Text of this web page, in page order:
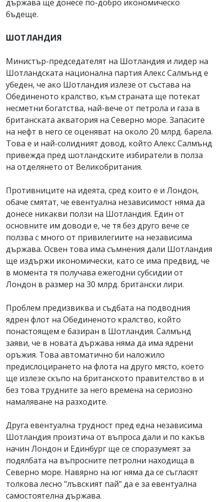
държава ще донесе по-добро икономическо
бъдеще.
ШОТЛАНДИЯ
Министър-председателят на Шотландия и лидер на
Шотландската национална партия Алекс Салмънд е
убеден, че ако Шотландия излезе от състава на
Обединеното кралство, към страната ще потекат
несметни богатства, най-вече от петрола и газа в
британската акватория на Северно море. Запасите
на нефт в него се оценяват на около 20 млрд. барела.
Това е и най-солидният довод, който Алекс Салмънд
привежда пред шотландските избиратели в полза
на отделянето от Великобритания.
Противниците на идеята, сред които е и Лондон,
обаче смятат, че евентуална независимост няма да
донесе никакви ползи на Шотландия. Един от
основните им доводи е, че тя без друго вече се
ползва с много от привилегиите на независима
държава. Освен това има съмнения дали Шотландия
ще издържи икономически, като се има предвид, че
в момента тя получава ежегодни субсидии от
Лондон в размер на 30 млрд. британски лири.
Проблем предизвиква и съдбата на подводния
ядрен флот на Обединеното кралство, който
понастоящем е базиран в Шотландия. Салмънд
заяви, че в новата държава няма да има ядрени
оръжия. Това автоматично би наложило
предислоцирането на флота на друго място, което
ще излезе скъпо на британското правителство в и
без това трудните за него времена на сериозно
намаляване на разходите.
Друга евентуална трудност пред една независима
Шотландия произтича от въпроса дали и по какъв
начин Лондон и Единбург ще се споразумеят за
подялбата на въпросните петролни находища в
Северно море. Навярно на юг няма да се съгласят
толкова лесно "лъвският пай" да е за евентуална
самостоятелна държава.